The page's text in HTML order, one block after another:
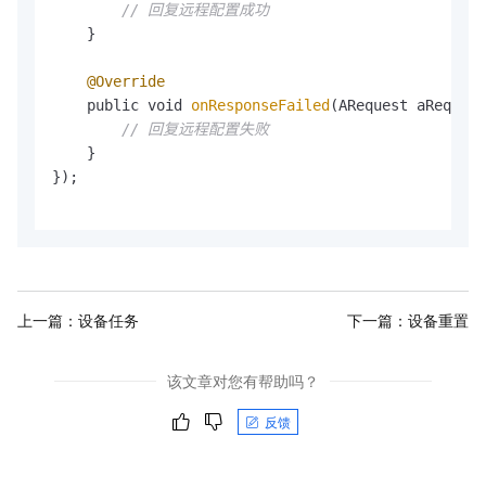
// 回复远程配置成功
    }
@Override
    public void
onResponseFailed (ARequest
// 回复远程配置失败
    }
});
上一篇： 设备任务 下一篇： 设备重置
该文章对您有帮助吗？
反馈